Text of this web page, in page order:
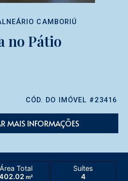
CAMBORIÚ
no Pátio
CÓD. DO IMÓVEL #23416
MAIS INFORMAÇÕES
Área Total
m²
Suítes
4